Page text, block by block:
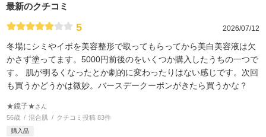
最新のクチコミ
5 2026/07/12
冬場にシミやイボを美容整形で取ってもらってから美白美容液は欠
かさず塗ってます。5000円前後のをいくつか購入したうちの一つで
す。 肌が明るくなったとか劇的に変わったりはない感じです。次回
も買うかどうかは微妙。バースデークーポンがきたら買うかな？
★鏡子★さん
56歳 混合肌 クチコミ投稿 83件
購入品